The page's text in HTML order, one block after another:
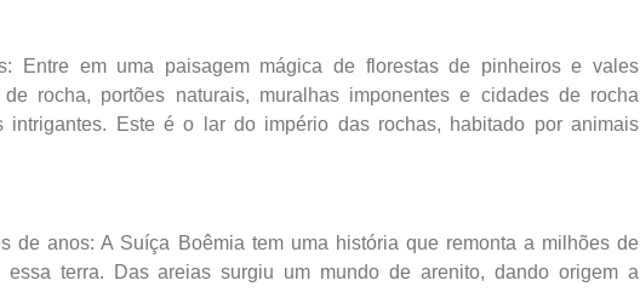
Entre em uma paisagem mágica de florestas de pinheiros e vales
rocha, portões naturais, muralhas imponentes e cidades de rocha
intrigantes. Este é o lar do império das rochas, habitado por animais
de anos: A Suíça Boêmia tem uma história que remonta a milhões de
terra. Das areias surgiu um mundo de arenito, dando origem a